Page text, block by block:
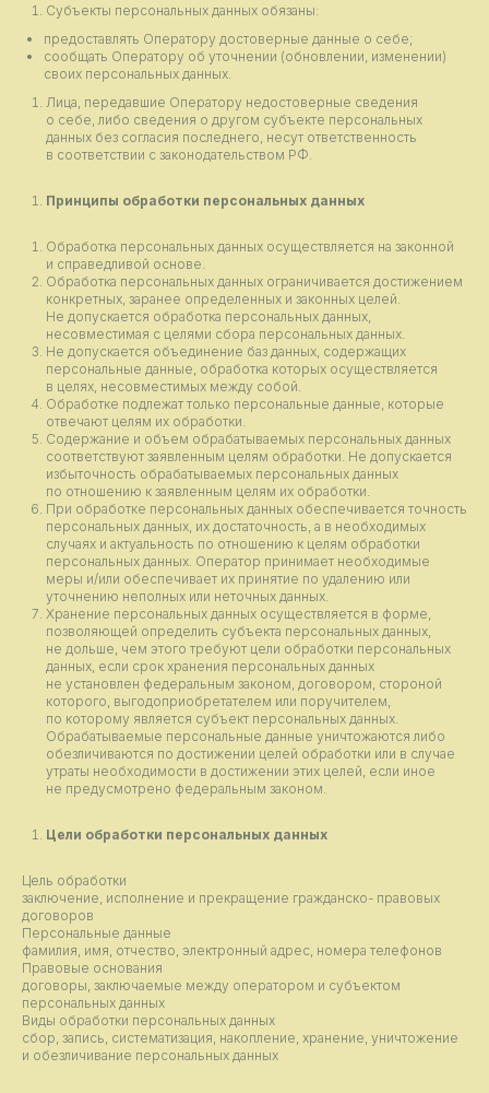
Субъекты персональных данных обязаны:
предоставлять Оператору достоверные данные о себе;
сообщать Оператору об уточнении (обновлении, изменении)
своих персональных данных.
Лица, передавшие Оператору недостоверные сведения
о себе, либо сведения о другом субъекте персональных
данных без согласия последнего, несут ответственность
в соответствии с законодательством РФ.
Принципы обработки персональных данных
Обработка персональных данных осуществляется на законной
и справедливой основе.
Обработка персональных данных ограничивается достижением
конкретных, заранее определенных и законных целей.
Не допускается обработка персональных данных,
несовместимая с целями сбора персональных данных.
Не допускается объединение баз данных, содержащих
персональные данные, обработка которых осуществляется
в целях, несовместимых между собой.
Обработке подлежат только персональные данные, которые
отвечают целям их обработки.
Содержание и объем обрабатываемых персональных данных
соответствуют заявленным целям обработки. Не допускается
избыточность обрабатываемых персональных данных
по отношению к заявленным целям их обработки.
При обработке персональных данных обеспечивается точность
персональных данных, их достаточность, а в необходимых
случаях и актуальность по отношению к целям обработки
персональных данных. Оператор принимает необходимые
меры и/или обеспечивает их принятие по удалению или
уточнению неполных или неточных данных.
Хранение персональных данных осуществляется в форме,
позволяющей определить субъекта персональных данных,
не дольше, чем этого требуют цели обработки персональных
данных, если срок хранения персональных данных
не установлен федеральным законом, договором, стороной
которого, выгодоприобретателем или поручителем,
по которому является субъект персональных данных.
Обрабатываемые персональные данные уничтожаются либо
обезличиваются по достижении целей обработки или в случае
утраты необходимости в достижении этих целей, если иное
не предусмотрено федеральным законом.
Цели обработки персональных данных
Цель обработки
заключение, исполнение и прекращение гражданско- правовых
договоров
Персональные данные
фамилия, имя, отчество, электронный адрес, номера телефонов
Правовые основания
договоры, заключаемые между оператором и субъектом
персональных данных
Виды обработки персональных данных
сбор, запись, систематизация, накопление, хранение, уничтожение
и обезличивание персональных данных